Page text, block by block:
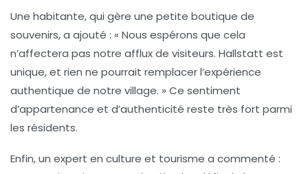
Une habitante, qui gère une petite boutique de
souvenirs, a ajouté : « Nous espérons que cela
n’affectera pas notre afflux de visiteurs. Hallstatt est
unique, et rien ne pourrait remplacer l’expérience
authentique de notre village. » Ce sentiment
d’appartenance et d’authenticité reste très fort parmi
les résidents.
Enfin, un expert en culture et tourisme a commenté :